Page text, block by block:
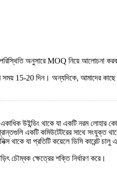
অনুসারে MOQ নিয়ে আলোচনা
সময় 15-20 দিন। অন্যদিকে, আমাদের
উইন্ডিং থাকে যা একটি নরম
একটি কমিউটেটরের সাথে সংযুক্ত
থাকে যা প্রতিটি কয়েলে ডিসি কারেন্ট
চৌম্বক ক্ষেত্রের শক্তি নির্ধারণ করে।